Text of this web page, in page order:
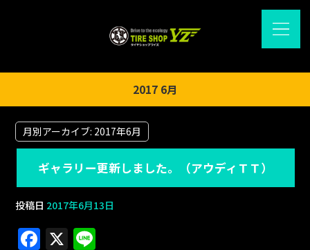
2017 6月
月別アーカイブ: 2017年6月
ギャラリー更新しました。（アウディＴＴ）
投稿日 2017年6月13日
F X